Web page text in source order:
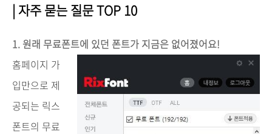
| 자주 묻는 질문 TOP 10
1. 원래 무료폰트에 있던 폰트가 지금은 없어졌어요!
홈페이지 가
입만으로 제
공되는 릭스
폰트의 무료